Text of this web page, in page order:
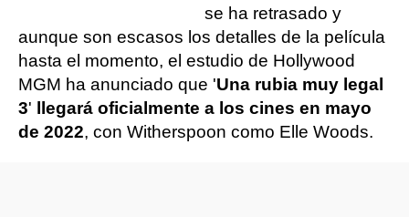
se ha retrasado y
aunque son escasos los detalles de la película
hasta el momento, el estudio de Hollywood
MGM ha anunciado que 'Una rubia muy legal
3'
llegará oficialmente a los cines en mayo
de 2022, con Witherspoon como Elle Woods.